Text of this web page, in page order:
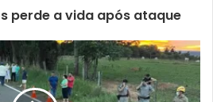
perde a vida após ataque